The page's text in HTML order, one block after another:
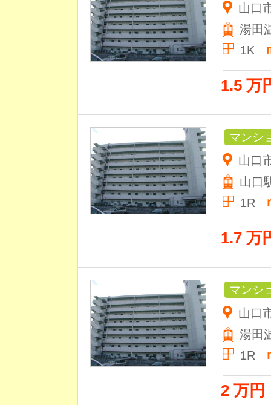
山口
湯田
1K
1.5 万
マンシ
山口
山口
1R
1.7 万
マンシ
山口
湯田
1R
2 万円